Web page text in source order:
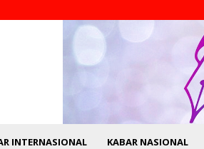
INTERNASIONAL KABAR NASIONAL